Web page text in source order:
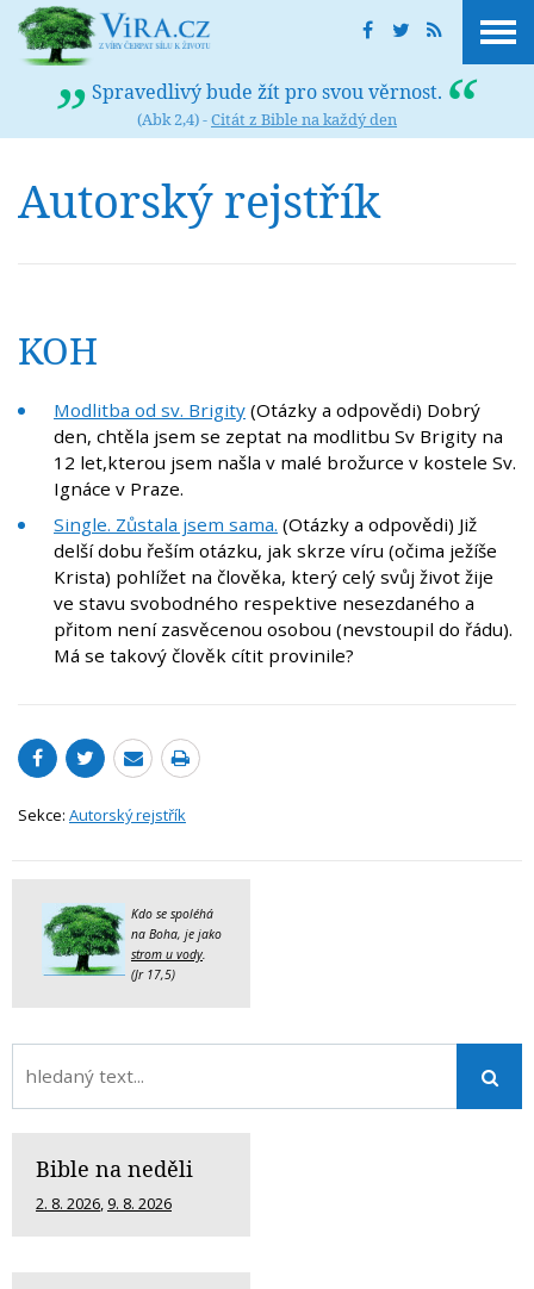
Spravedlivý bude žít pro svou věrnost.
(Abk 2,4) -Citát z Bible na každý den
Autorský rejstřík
KOH
Modlitba od sv. Brigity (Otázky a odpovědi) Dobrý
den, chtěla jsem se zeptat na modlitbu Sv Brigity na
12 let,kterou jsem našla v malé brožurce v kostele Sv.
Ignáce v Praze.
Single. Zůstala jsem sama. (Otázky a odpovědi) Již
delší dobu řeším otázku, jak skrze víru (očima ježíše
Krista) pohlížet na člověka, který celý svůj život žije
ve stavu svobodného respektive nesezdaného a
přitom není zasvěcenou osobou (nevstoupil do řádu).
Má se takový člověk cítit provinile?
Sekce: Autorský rejstřík
Kdo se spoléhá
na Boha, je jako
strom u vody.
(Jr 17,5)
Bible na neděli
2. 8. 2026, 9. 8. 2026